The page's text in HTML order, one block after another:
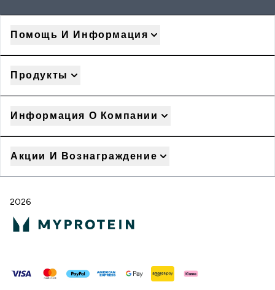
Помощь И Информация
Продукты
Информация О Компании
Акции И Вознаграждение
2026